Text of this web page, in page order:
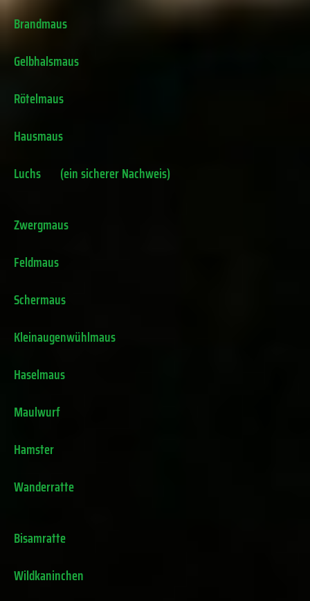
Brandmaus
Gelbhalsmaus
Rötelmaus
Hausmaus
Luchs
(ein sicherer Nachweis)
Zwergmaus
Feldmaus
Schermaus
Kleinaugenwühlmaus
Haselmaus
Maulwurf
Hamster
Wanderratte
Bisamratte
Wildkaninchen